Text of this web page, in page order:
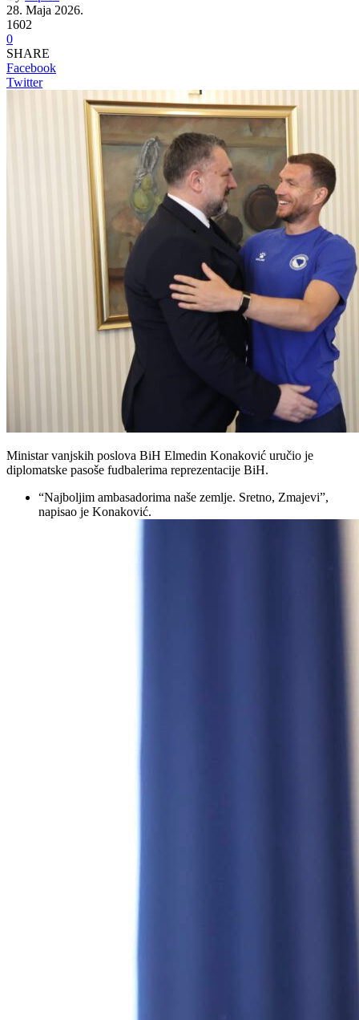
28. Maja 2026.
1602
0
SHARE
Facebook
Twitter
Ministar vanjskih poslova BiH Elmedin Konaković uručio je
diplomatske pasoše fudbalerima reprezentacije BiH.
“Najboljim ambasadorima naše zemlje. Sretno, Zmajevi”,
napisao je Konaković.